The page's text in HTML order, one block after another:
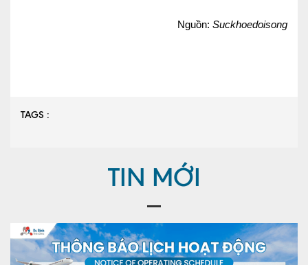
Nguồn: Suckhoedoisong
TAGS :
TIN MỚI